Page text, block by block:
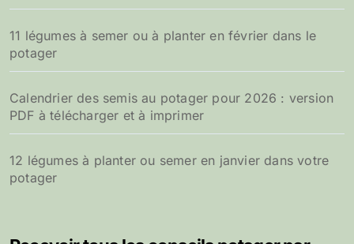
11 légumes à semer ou à planter en février dans le
potager
Calendrier des semis au potager pour 2026 : version
PDF à télécharger et à imprimer
12 légumes à planter ou semer en janvier dans votre
potager